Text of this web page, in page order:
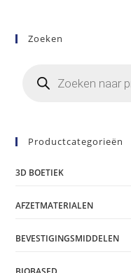
Zoeken
zoeken
Productcategorieën
3D BOETIEK
AFZETMATERIALEN
BEVESTIGINGSMIDDELEN